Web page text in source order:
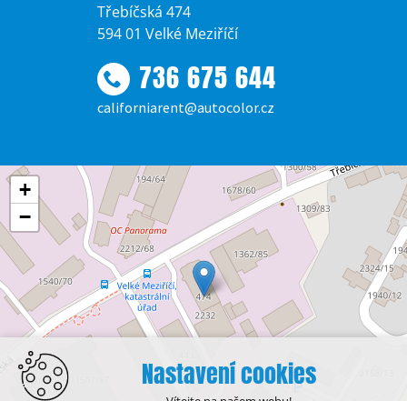
Třebíčská 474
594 01 Velké Meziříčí
736 675 644
californiarent@autocolor.cz
+
−
Nastavení cookies